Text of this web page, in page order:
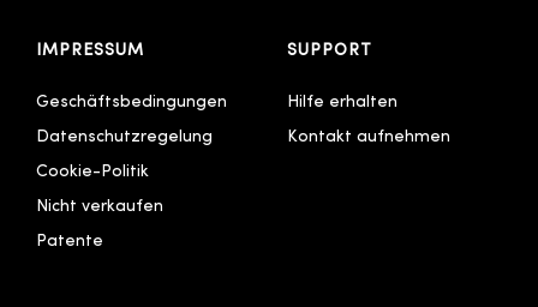
IMPRESSUM
Geschäftsbedingungen
Datenschutzregelung
Cookie-Politik
Nicht verkaufen
Patente
SUPPORT
Hilfe erhalten
Kontakt aufnehmen